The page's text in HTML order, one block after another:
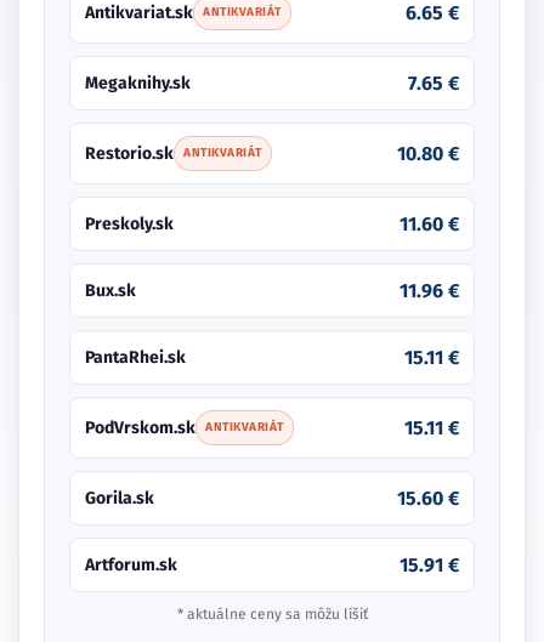
Antikvariat.sk ANTIKVARIÁT 6.65 €
Megaknihy.sk 7.65 €
Restorio.sk ANTIKVARIÁT 10.80 €
Preskoly.sk 11.60 €
Bux.sk 11.96 €
PantaRhei.sk 15.11 €
PodVrskom.sk ANTIKVARIÁT 15.11 €
Gorila.sk 15.60 €
Artforum.sk 15.91 €
* aktuálne ceny sa môžu líšiť